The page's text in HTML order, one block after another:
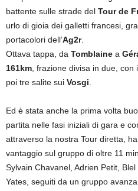
battente sulle strade del Tour de
urlo di gioia dei galletti francesi,
portacolori dell’Ag2r.
Ottava tappa, da Tomblaine a
161km , frazione divisa in due,
poi tre salite sui Vosgi
Ed è stata anche la prima volta
partita nelle fasi iniziali di gara e
attraverso la nostra Tour diretta,
vantaggio sul gruppo di oltre 11
Sylvain Chavanel, Adrien Petit,
Yates, seguiti da un gruppo